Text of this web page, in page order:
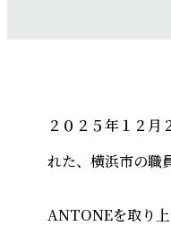
２０２５年１２月
れた、横浜市の職
ANTONEを取り上